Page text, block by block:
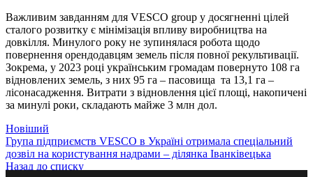
Важливим завданням для VESCO group у досягненні цілей
сталого розвитку є мінімізація впливу виробництва на
довкілля. Минулого року не зупинялася робота щодо
повернення орендодавцям земель після повної рекультивації.
Зокрема, у 2023 році українським громадам повернуто 108 га
відновлених земель, з них 95 га – пасовища та 13,1 га –
лісонасадження. Витрати з відновлення цієї площі, накопичені
за минулі роки, складають майже 3 млн дол.
Новіший
Група підприємств VESCO в Україні отримала спеціальний
дозвіл на користування надрами – ділянка Іванківецька
Назад до списку